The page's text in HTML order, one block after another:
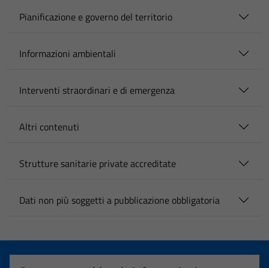
Pianificazione e governo del territorio
Informazioni ambientali
Interventi straordinari e di emergenza
Altri contenuti
Strutture sanitarie private accreditate
Dati non più soggetti a pubblicazione obbligatoria